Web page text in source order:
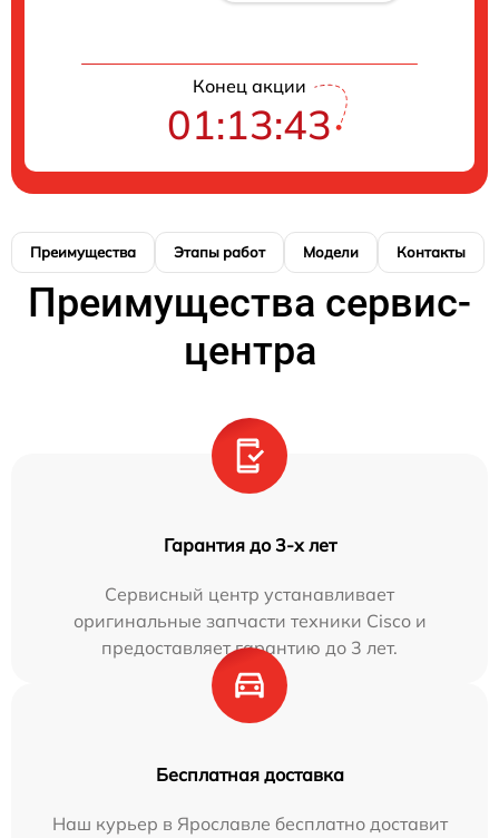
Конец акции
01:13:43
Преимущества Этапы работ Модели Контакты
Преимущества сервис-
центра
Гарантия до 3-х лет
Сервисный центр устанавливает
оригинальные запчасти техники Cisco и
предоставляет гарантию до 3 лет.
Бесплатная доставка
Наш курьер в Ярославле бесплатно доставит